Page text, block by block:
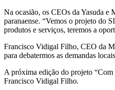
Na ocasião, os CEOs da Yasuda e
paranaense. “Vemos o projeto do
produtos e serviços, teremos a
Francisco Vidigal Filho, CEO da
para debatermos as demandas
A próxima edição do projeto
Francisco Vidigal Filho.